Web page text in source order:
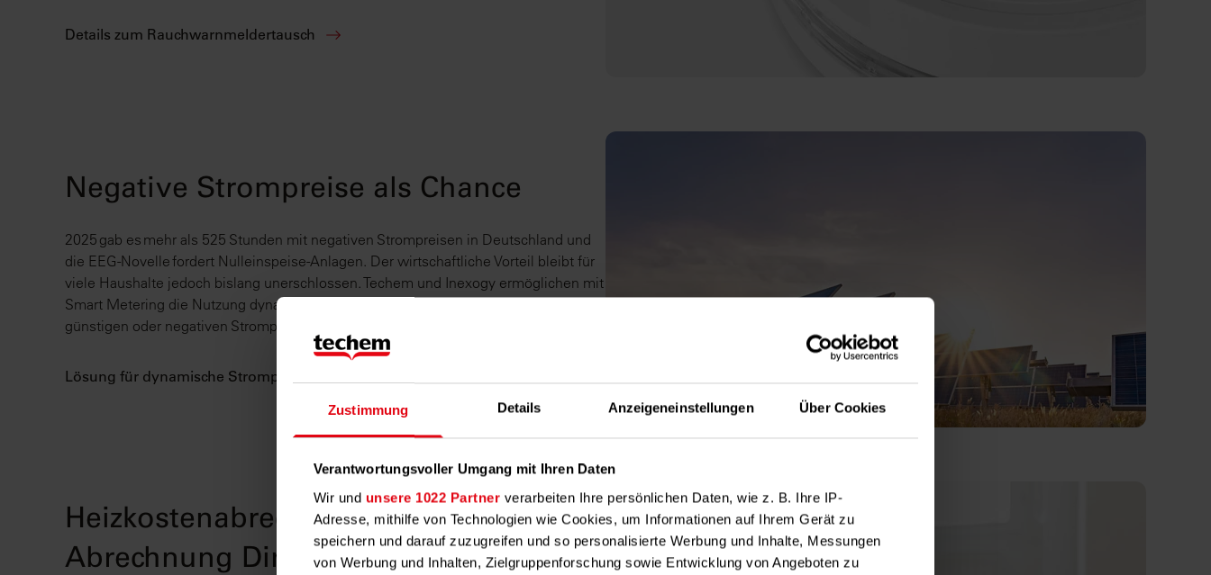
Zustimmung Details Anzeigeneinstellungen Über Cookies
Verantwortungsvoller Umgang mit Ihren Daten
Wir und unsere 1022 Partner verarbeiten Ihre persönlichen Daten, wie z. B. Ihre IP-
Adresse, mithilfe von Technologien wie Cookies, um Informationen auf Ihrem Gerät zu
speichern und darauf zuzugreifen und so personalisierte Werbung und Inhalte, Messungen
von Werbung und Inhalten, Zielgruppenforschung sowie Entwicklung von Angeboten zu
Details zum Rauchwarnmeldertausch
Negative Strompreise als Chance
2025 gab es mehr als 525 Stunden mit negativen Strompreisen in Deutschland und
die EEG-Novelle fordert Nulleinspeise-Anlagen. Der wirtschaftliche Vorteil bleibt für
viele Haushalte jedoch bislang unerschlossen. Techem und Inexogy ermöglichen mit
Smart Metering die Nutzung dynamischer Tarife – und damit den direkten Zugang zu
günstigen oder negativen Strompreisphasen.
Lösung für dynamische Strompreise
Heizkostenabrechnung ohne Wartezeit:
Abrechnung Direct